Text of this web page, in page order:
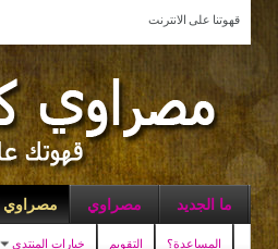
قهوتنا على الانترنت
ما الجديد مصراوي مصراوي
المساعدة؟ التقويم خيارات المنتدى